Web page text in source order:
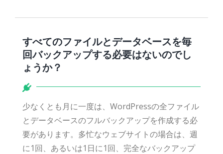
すべてのファイルとデータベースを毎
回バックアップする必要はないのでし
ょうか？
少なくとも月に一度は、WordPressの全ファイル
とデータベースのフルバックアップを作成する必
要があります。多忙なウェブサイトの場合は、週
に1回、あるいは1日に1回、完全なバックアップ